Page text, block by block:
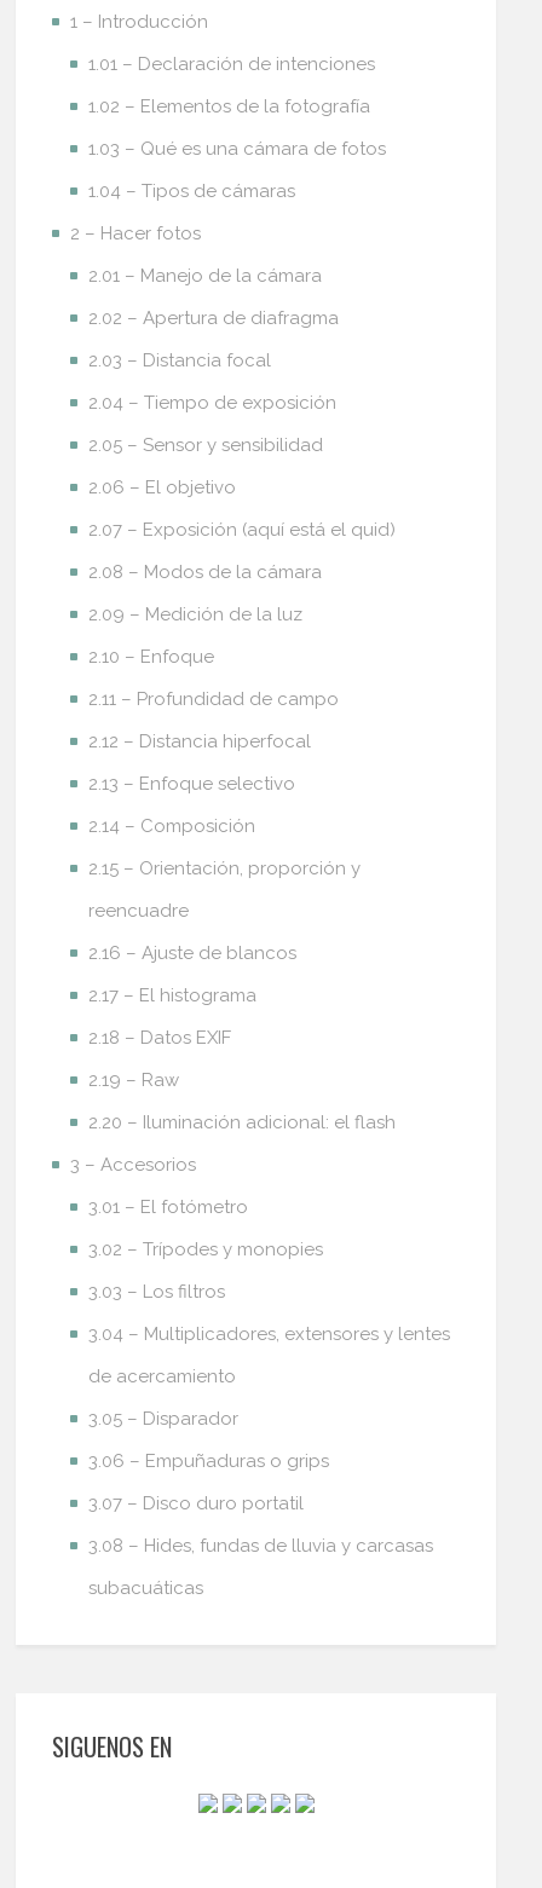
1 – Introducción
1.01 – Declaración de intenciones
1.02 – Elementos de la fotografía
1.03 – Qué es una cámara de fotos
1.04 – Tipos de cámaras
2 – Hacer fotos
2.01 – Manejo de la cámara
2.02 – Apertura de diafragma
2.03 – Distancia focal
2.04 – Tiempo de exposición
2.05 – Sensor y sensibilidad
2.06 – El objetivo
2.07 – Exposición (aquí está el quid)
2.08 – Modos de la cámara
2.09 – Medición de la luz
2.10 – Enfoque
2.11 – Profundidad de campo
2.12 – Distancia hiperfocal
2.13 – Enfoque selectivo
2.14 – Composición
2.15 – Orientación, proporción y
reencuadre
2.16 – Ajuste de blancos
2.17 – El histograma
2.18 – Datos EXIF
2.19 – Raw
2.20 – Iluminación adicional: el flash
3 – Accesorios
3.01 – El fotómetro
3.02 – Trípodes y monopies
3.03 – Los filtros
3.04 – Multiplicadores, extensores y lentes
de acercamiento
3.05 – Disparador
3.06 – Empuñaduras o grips
3.07 – Disco duro portatil
3.08 – Hides, fundas de lluvia y carcasas
subacuáticas
SIGUENOS EN